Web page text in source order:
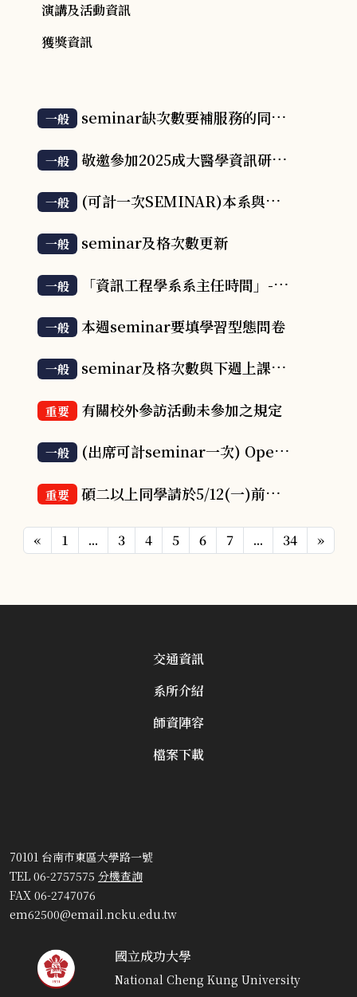
演講及活動資訊
獲獎資訊
一般 seminar缺次數要補服務的同學請注意
一般 敬邀參加2025成大醫學資訊研究所畢業成果發表會
一般 (可計一次SEMINAR)本系與越南WORKSHOP活動資訊
一般 seminar及格次數更新
一般 「資訊工程學系系主任時間」- 114年6月2 日 (一) 上午11:30~13:00
一般 本週seminar要填學習型態問卷
一般 seminar及格次數與下週上課教室
重要 有關校外參訪活動未參加之規定
一般 (出席可計seminar一次) Operationalizing AI: from Theory to Practice演講
重要 碩二以上同學請於5/12(一)前到系辦檢查畢業學分
« 1 ... 3 4 5 6 7 ... 34 »
交通資訊
系所介紹
師資陣容
檔案下載
70101 台南市東區大學路一號
TEL 06-2757575 分機查詢
FAX 06-2747076
em62500@email.ncku.edu.tw
國立成功大學
National Cheng Kung University